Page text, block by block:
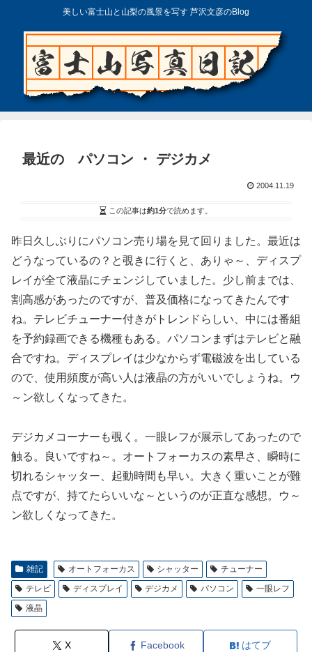
美しい富士山と山梨の風景を写す 芦沢文彦のBlog
最近の パソコン ・ デジカメ
2004.11.19
この記事は約1分で読めます。
昨日久しぶりにパソコン売り場を見て回りました。最近は
どうなっているの？と覗きに行くと、ありゃ～、ディスプ
レイが全て液晶にチェンジしていました。少し前までは、
割高感があったのですが、普及価格になってきたんです
ね。テレビチューナー付きがトレンドらしい、中には番組
を予約録画できる機種もある。パソコンまずはテレビと融
合ですね。ディスプレイは少なからず電磁波を出している
ので、使用頻度が高い人は液晶の方がいいでしょうね。ウ
～ン欲しくなってきた。
デジカメコーナーも覗く。一眼レフが展示してあったので
触る。良いですね～。オートフォーカスの素早さ、瞬時に
切れるシャッター、起動時間も早い。大きく重いことが難
点ですが、持てたらいいな～というのが正直な感想。ウ～
ン欲しくなってきた。
雑記 オートフォーカス シャッター
チューナー
テレビ
ディスプレイ デジカメ パソコン
一眼レフ
液晶
X Facebook はてブ